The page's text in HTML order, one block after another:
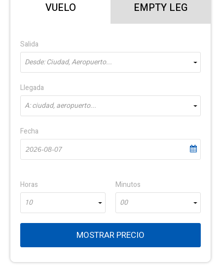
VUELO EMPTY LEG
Salida
Desde: Ciudad, Aeropuerto...
Llegada
A: ciudad, aeropuerto...
Fecha
Horas
10
Minutos
00
MOSTRAR PRECIO